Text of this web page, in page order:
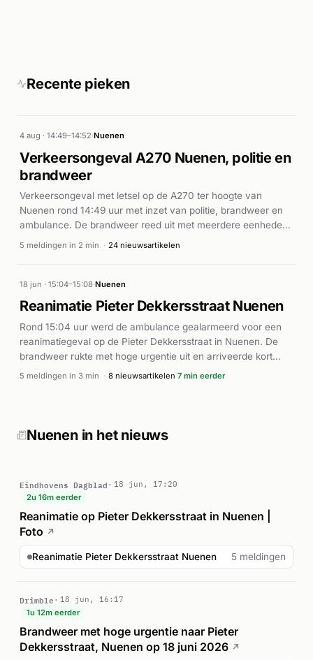
Recente pieken
4 aug · 14:49–14:52·Nuenen
Verkeersongeval A270 Nuenen, politie en
brandweer
Verkeersongeval met letsel op de A270 ter hoogte van
Nuenen rond 14:49 uur met inzet van politie, brandweer en
ambulance. De brandweer reed uit met meerdere eenheden
op prioriteit P1 naar de plaats van het ongeluk.
5 meldingen in 2 min · 24 nieuwsartikelen
18 jun · 15:04–15:08·Nuenen
Reanimatie Pieter Dekkersstraat Nuenen
Rond 15:04 uur werd de ambulance gealarmeerd voor een
reanimatiegeval op de Pieter Dekkersstraat in Nuenen. De
brandweer rukte met hoge urgentie uit en arriveerde kort
daarna met een AED (automatische externe defibrillator).
brandweer trok het alarm rond 15:08 uur in, waarmee het
directe hulpverleningsfase werd beëindigd.
5 meldingen in 3 min · 8 nieuwsartikelen 7 min eerder
Nuenen in het nieuws
Eindhovens Dagblad
18 jun, 17:20
2u 16m eerder
Reanimatie op Pieter Dekkersstraat in Nuenen |
Foto ↗
Reanimatie Pieter Dekkersstraat Nuenen 5 meldingen
Drimble
18 jun, 16:17
1u 12m eerder
Brandweer met hoge urgentie naar Pieter
Dekkersstraat, Nuenen op 18 juni 2026 ↗